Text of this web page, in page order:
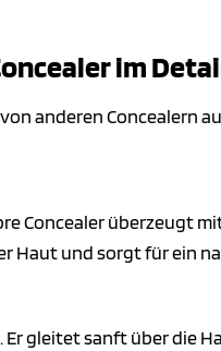
im
anderen Concealern
Concealer überzeugt
Haut und sorgt für ein
gleitet sanft über die